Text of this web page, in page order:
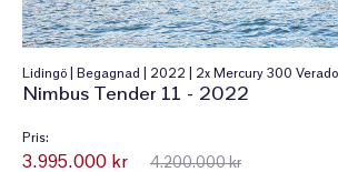
Lidingö | Begagnad | 2022 | 2x Mercury 300
Nimbus Tender 11 - 2022
Pris:
3.995.000 kr 4.200.000 kr